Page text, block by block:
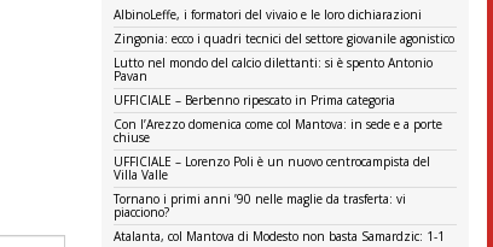
AlbinoLeffe, i formatori del vivaio e le loro dichiarazioni
Zingonia: ecco i quadri tecnici del settore giovanile agonistico
Lutto nel mondo del calcio dilettanti: si è spento Antonio
Pavan
UFFICIALE – Berbenno ripescato in Prima categoria
Con l’Arezzo domenica come col Mantova: in sede e a porte
chiuse
UFFICIALE – Lorenzo Poli è un nuovo centrocampista del
Villa Valle
Tornano i primi anni ’90 nelle maglie da trasferta: vi
piacciono?
Atalanta, col Mantova di Modesto non basta Samardzic: 1-1